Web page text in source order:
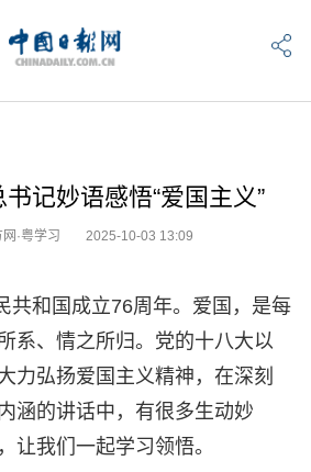
记妙语感悟“爱国主义”
·粤学习 2025-10-03 13:09
共和国成立76周年。爱国，是每
系、情之所归。党的十八大以
力弘扬爱国主义精神，在深刻
涵的讲话中，有很多生动妙
让我们一起学习领悟。